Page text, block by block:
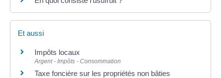
Et aussi
Impôts locaux
Argent - Impôts - Consommation
Taxe foncière sur les propriétés non bâties